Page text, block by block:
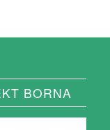
BORNA